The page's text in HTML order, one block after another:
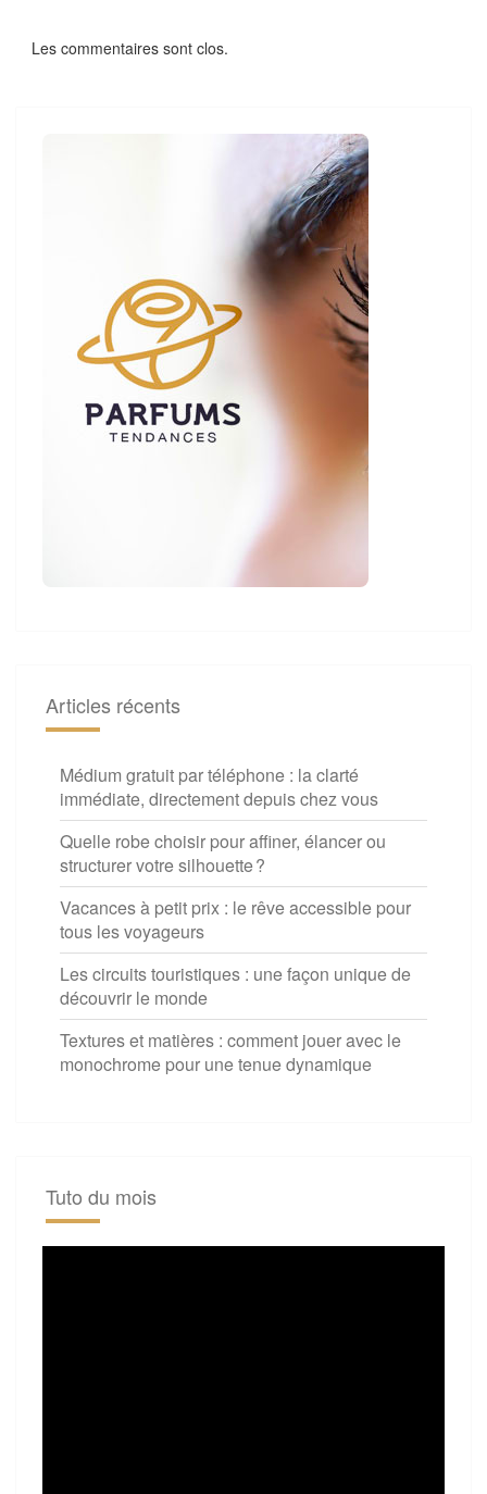
Les commentaires sont clos.
Articles récents
Médium gratuit par téléphone : la clarté
immédiate, directement depuis chez vous
Quelle robe choisir pour affiner, élancer ou
structurer votre silhouette ?
Vacances à petit prix : le rêve accessible pour
tous les voyageurs
Les circuits touristiques : une façon unique de
découvrir le monde
Textures et matières : comment jouer avec le
monochrome pour une tenue dynamique
Tuto du mois